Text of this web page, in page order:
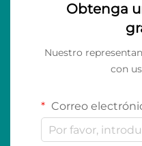
Obtenga
Nuestro
con
Correo